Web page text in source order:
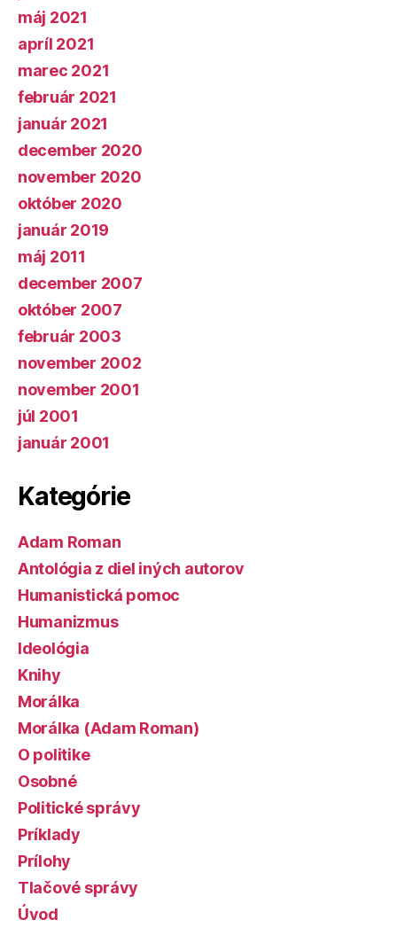
máj 2021
apríl 2021
marec 2021
február 2021
január 2021
december 2020
november 2020
október 2020
január 2019
máj 2011
december 2007
október 2007
február 2003
november 2002
november 2001
júl 2001
január 2001
Kategórie
Adam Roman
Antológia z diel iných autorov
Humanistická pomoc
Humanizmus
Ideológia
Knihy
Morálka
Morálka (Adam Roman)
O politike
Osobné
Politické správy
Príklady
Prílohy
Tlačové správy
Úvod